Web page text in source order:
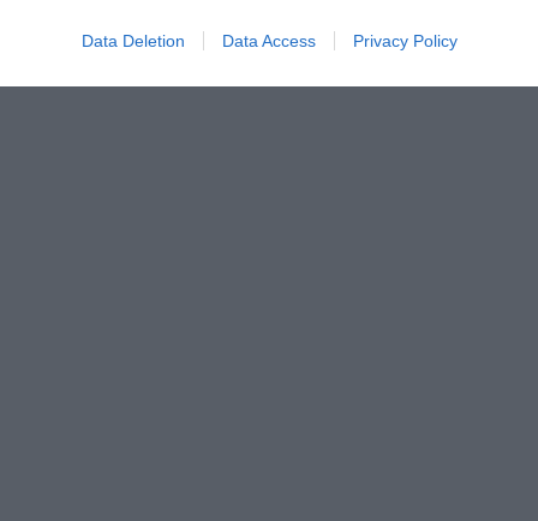
Data Deletion Data Access Privacy Policy